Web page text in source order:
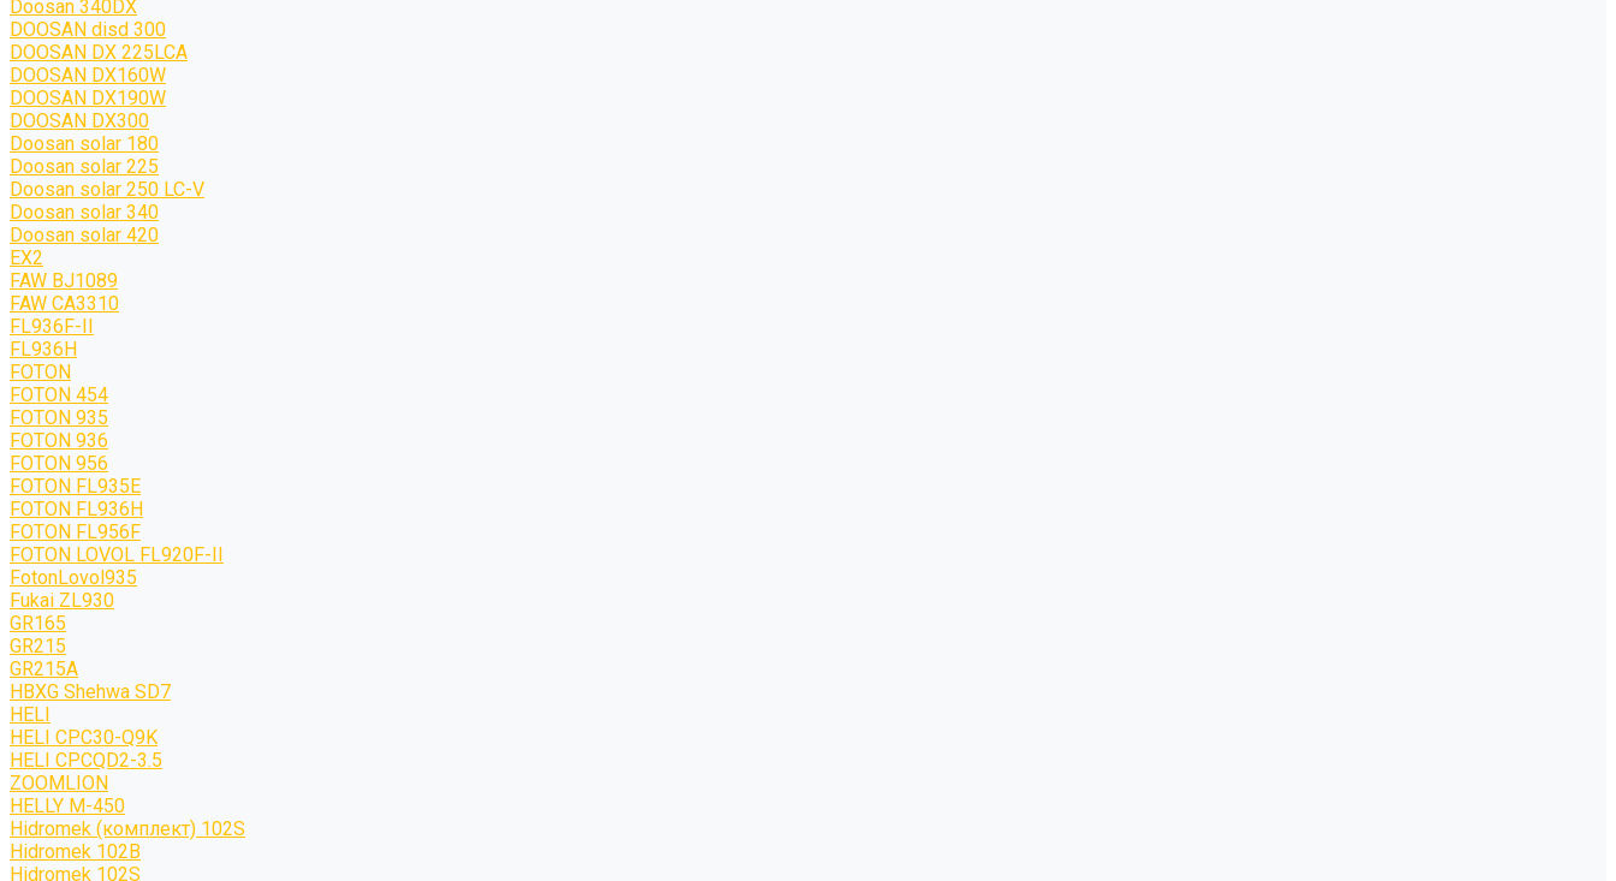
Doosan 340DX
DOOSAN disd 300
DOOSAN DX 225LCA
DOOSAN DX160W
DOOSAN DX190W
DOOSAN DX300
Doosan solar 180
Doosan solar 225
Doosan solar 250 LC-V
Doosan solar 340
Doosan solar 420
EX2
FAW BJ1089
FAW CA3310
FL936F-II
FL936H
FOTON
FOTON 454
FOTON 935
FOTON 936
FOTON 956
FOTON FL935E
FOTON FL936H
FOTON FL956F
FOTON LOVOL FL920F-II
FotonLovol935
Fukai ZL930
GR165
GR215
GR215A
HBXG Shehwa SD7
HELI
HELI CPC30-Q9K
HELI CPCQD2-3.5
ZOOMLION
HELLY M-450
Hidromek (комплект) 102S
Hidromek 102B
Hidromek 102S